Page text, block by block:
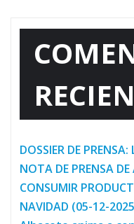
DOSSIER DE
NOTA DE PRENSA DE
CONSUMIR
NAVIDAD (05-12-